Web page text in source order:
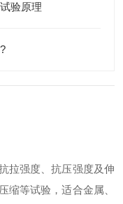
验原理
拉强度、抗压强度及伸
缩等试验，适合金属、